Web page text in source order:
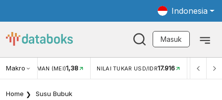
Indonesia
Masuk
MakroWISMAN (MEI)1,38 NILAI TUKAR USD/IDR17.916 INFLASI
Home Susu Bubuk